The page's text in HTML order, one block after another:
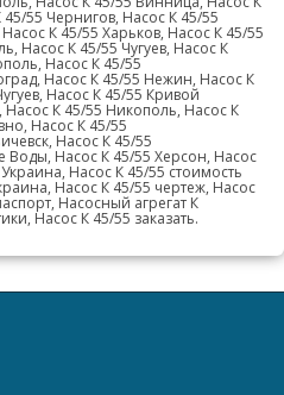
55 Чернигов, Насос К 45/55
К 45/55 Харьков, Насос К 45/55
Насос К 45/55 Чугуев, Насос К
Насос К 45/55
Насос К 45/55 Нежин, Насос К
Насос К 45/55 Кривой
К 45/55 Никополь, Насос К
Насос К 45/55
Насос К 45/55
Воды, Насос К 45/55 Херсон, Насос
Насос К 45/55 стоимость
Насос К 45/55 чертеж, Насос
Насосный агрегат К
Насос К 45/55 заказать.